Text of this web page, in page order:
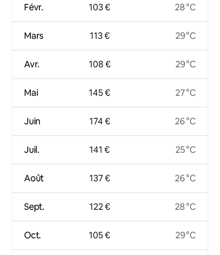
Févr.
Mars
Avr.
Mai
Juin
Juil.
Août
Sept.
Oct.
103 €
113 €
108 €
145 €
174 €
141 €
137 €
122 €
105 €
28 °C
29 °C
29 °C
27 °C
26 °C
25 °C
26 °C
28 °C
29 °C